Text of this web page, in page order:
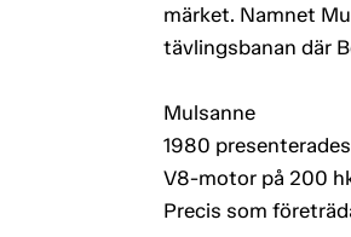
märket. Namnet
tävlingsbanan där
Mulsanne
1980
V8-motor på 200
Precis som